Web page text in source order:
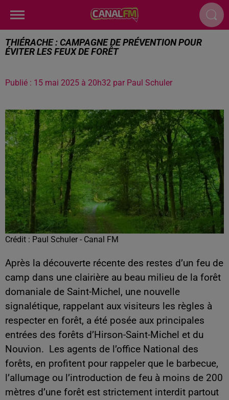
THIÉRACHE : CAMPAGNE DE PRÉVENTION POUR
ÉVITER LES FEUX DE FORÊT
Publié : 15 mai 2025 à 20h32 par Paul Schuler
Crédit : Paul Schuler - Canal FM
Après la découverte récente des restes d’un feu de
camp dans une clairière au beau milieu de la forêt
domaniale de Saint-Michel, une nouvelle
signalétique, rappelant aux visiteurs les règles à
respecter en forêt, a été posée aux principales
entrées des forêts d’Hirson-Saint-Michel et du
Nouvion. Les agents de l’office National des
forêts, en profitent pour rappeler que le barbecue,
l’allumage ou l’introduction de feu à moins de 200
mètres d’une forêt est strictement interdit partout